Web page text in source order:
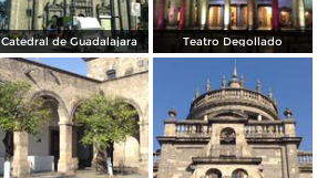
Catedral de Guadalajara Teatro Degollado